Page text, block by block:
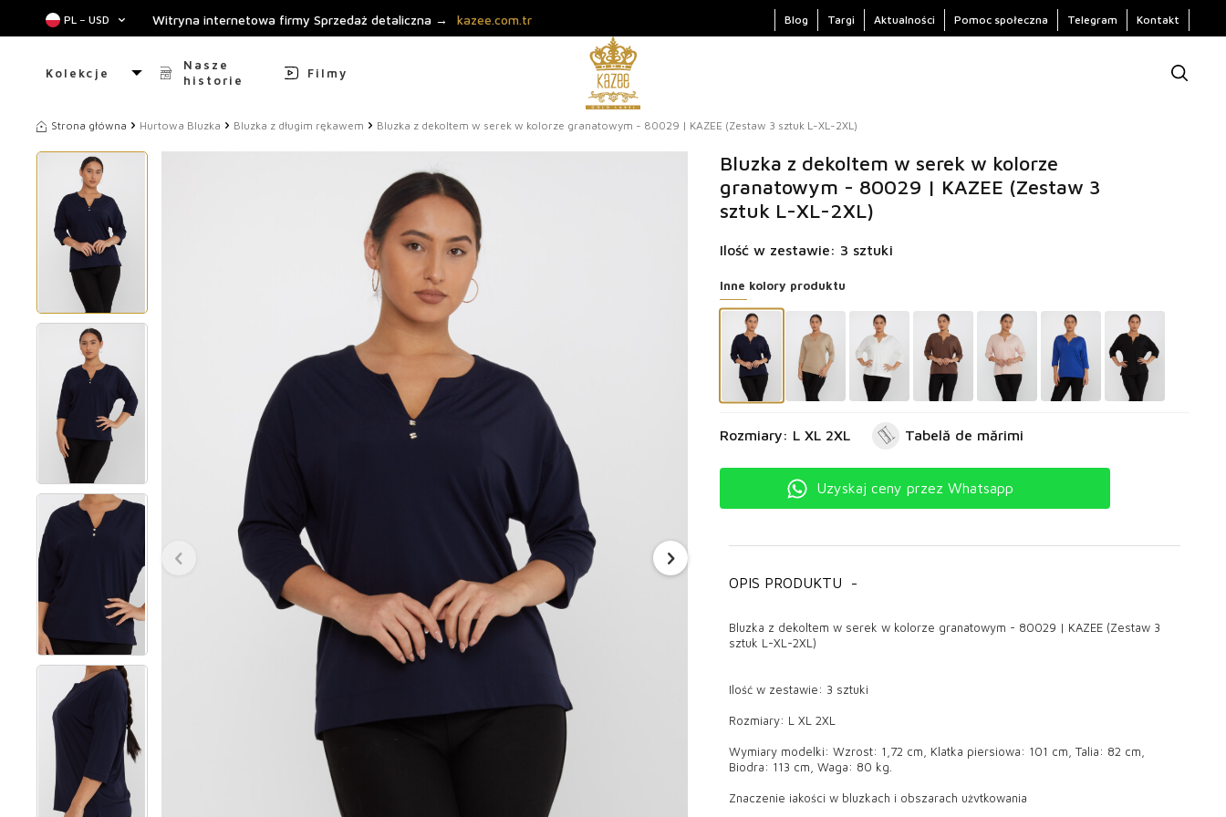
PL − USD Witryna internetowa firmy Sprzedaż detaliczna → kazee.com.tr Blog Targi Aktualności Pomoc społeczna Telegram Kontakt
Kolekcje
Nasze
historie
Filmy
Strona główna Hurtowa Bluzka Bluzka z długim rękawem Bluzka z dekoltem w serek w kolorze granatowym - 80029 | KAZEE (Zestaw 3 sztuk L-XL-2XL)
Bluzka z dekoltem w serek w kolorze
granatowym - 80029 | KAZEE (Zestaw 3
sztuk L-XL-2XL)
Ilość w zestawie: 3 sztuki
Inne kolory produktu
Rozmiary: L XL 2XL Tabelă de mărimi
Uzyskaj ceny przez Whatsapp
OPIS PRODUKTU -
Bluzka z dekoltem w serek w kolorze granatowym - 80029 | KAZEE (Zestaw 3
sztuk L-XL-2XL)
Ilość w zestawie: 3 sztuki
Rozmiary: L XL 2XL
Wymiary modelki: Wzrost: 1,72 cm, Klatka piersiowa: 101 cm, Talia: 82 cm,
Biodra: 113 cm, Waga: 80 kg.
Znaczenie jakości w bluzkach i obszarach użytkowania